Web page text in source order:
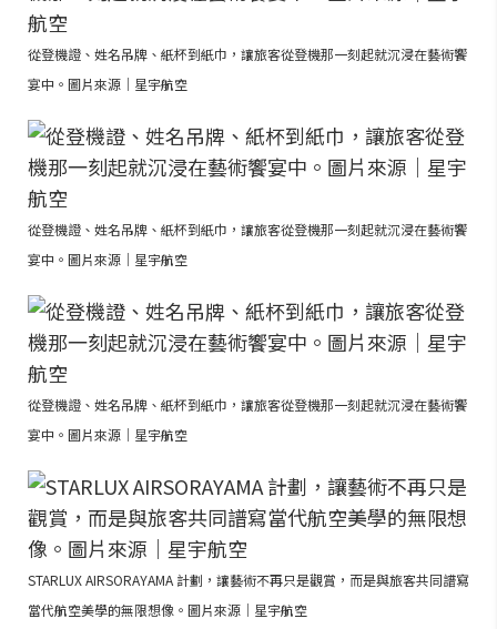
從登機證、姓名吊牌、紙杯到紙巾，讓旅客從登機那一刻起就沉浸在藝術饗
宴中。圖片來源｜星宇航空
從登機證、姓名吊牌、紙杯到紙巾，讓旅客從登機那一刻起就沉浸在藝術饗
宴中。圖片來源｜星宇航空
從登機證、姓名吊牌、紙杯到紙巾，讓旅客從登機那一刻起就沉浸在藝術饗
宴中。圖片來源｜星宇航空
STARLUX AIRSORAYAMA 計劃，讓藝術不再只是觀賞，而是與旅客共同譜寫
當代航空美學的無限想像。圖片來源｜星宇航空